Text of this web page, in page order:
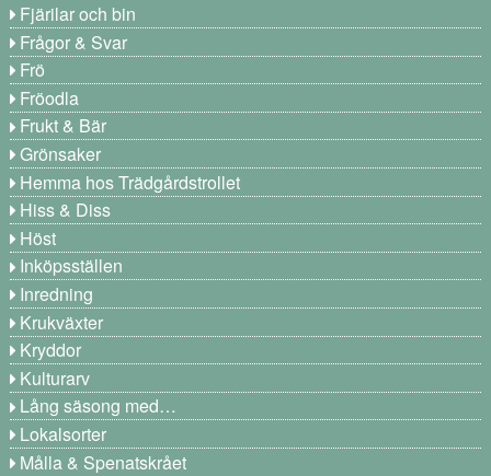
Fjärilar och bin
Frågor & Svar
Frö
Fröodla
Frukt & Bär
Grönsaker
Hemma hos Trädgårdstrollet
Hiss & Diss
Höst
Inköpsställen
Inredning
Krukväxter
Kryddor
Kulturarv
Lång säsong med…
Lokalsorter
Målla & Spenatskrået